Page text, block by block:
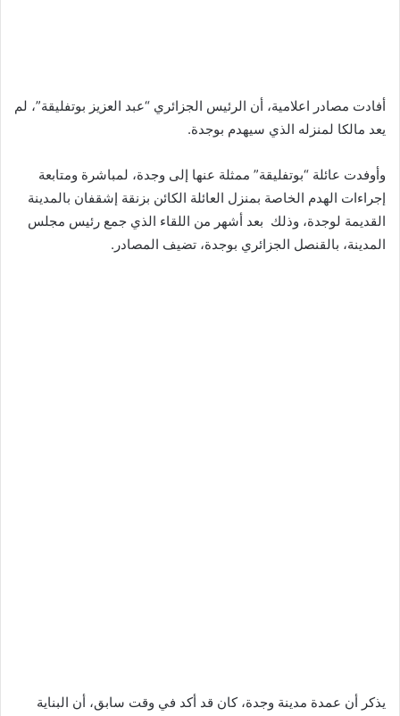
أفادت مصادر اعلامية، أن الرئيس الجزائري “عبد العزيز بوتفليقة”، لم
يعد مالكا لمنزله الذي سيهدم بوجدة.
وأوفدت عائلة “بوتفليقة” ممثلة عنها إلى وجدة، لمباشرة ومتابعة
إجراءات الهدم الخاصة بمنزل العائلة الكائن بزنقة إشقفان بالمدينة
القديمة لوجدة، وذلك بعد أشهر من اللقاء الذي جمع رئيس مجلس
المدينة، بالقنصل الجزائري بوجدة، تضيف المصادر.
يذكر أن عمدة مدينة وجدة، كان قد أكد في وقت سابق، أن البناية